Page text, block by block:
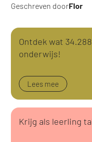
Geschreven doorFlor
Ontdek wat
onderwijs!
Lees mee
Krijg als leerling